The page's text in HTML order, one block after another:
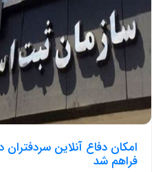
امکان دفاع آنلاین سردفتران
فراهم شد